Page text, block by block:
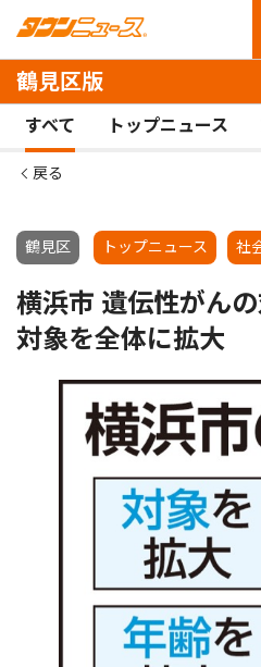
鶴見区版
すべて トップニュース
戻る
鶴見区 トップニュース 社
横浜市 遺伝性がん
対象を全体に拡大